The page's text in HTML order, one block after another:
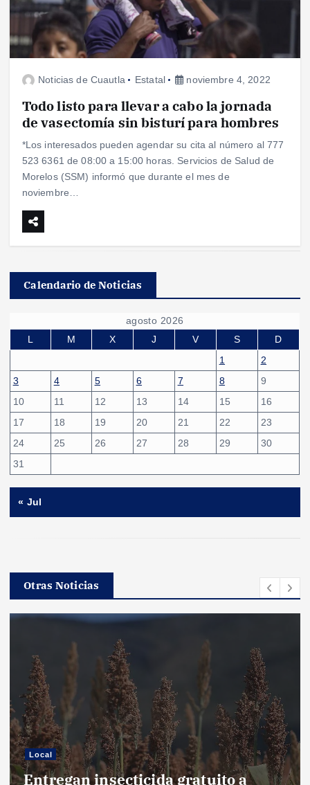
Noticias de Cuautla Estatal noviembre 4, 2022
Todo listo para llevar a cabo la jornada
de vasectomía sin bisturí para hombres
*Los interesados pueden agendar su cita al número al 777
523 6361 de 08:00 a 15:00 horas. Servicios de Salud de
Morelos (SSM) informó que durante el mes de
noviembre…
Calendario de Noticias
agosto 2026
L
M X J V S
D
1
2
3
4 5 6 7 8
9
10
11 12 13 14 15
16
17
18 19 20 21 22
23
24
25 26 27 28 29
30
31
« Jul
Otras Noticias
Local
Entregan insecticida gratuito a